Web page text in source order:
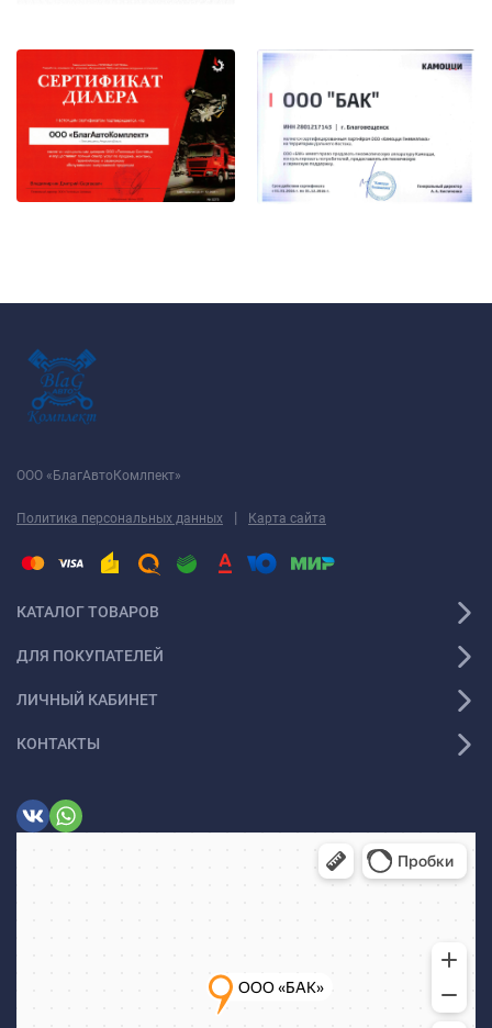
ООО «БлагАвтоКомлпект»
Политика персональных данных | Карта сайта
КАТАЛОГ ТОВАРОВ
ДЛЯ ПОКУПАТЕЛЕЙ
ЛИЧНЫЙ КАБИНЕТ
КОНТАКТЫ